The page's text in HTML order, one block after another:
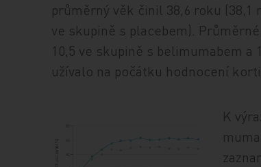
průměrný věk činil 38,6 roku
ve skupině s placebem).
10,5 ve skupině s belimumabem a
užívalo na počátku hodnocení
K